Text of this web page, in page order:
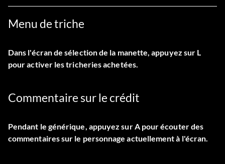
Menu de triche
Dans l'écran de sélection de la manette, appuyez sur L
pour activer les tricheries achetées.
Commentaire sur le crédit
Pendant le générique, appuyez sur A pour écouter des
commentaires sur le personnage actuellement à l'écran.